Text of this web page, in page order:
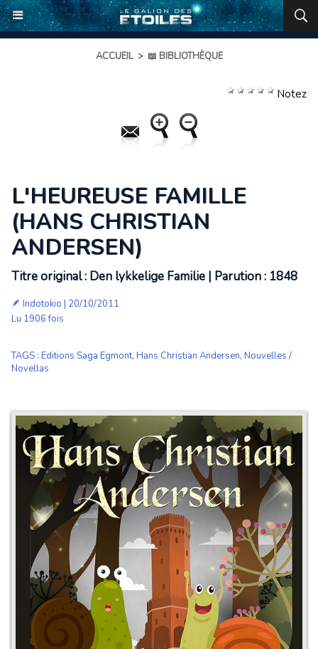
ACCUEIL > 📖 BIBLIOTHÈQUE
Notez
L'HEUREUSE FAMILLE
(HANS CHRISTIAN
ANDERSEN)
Titre original : Den lykkelige Familie | Parution : 1848
🪶 Indotokio | 20/10/2011
Lu 1906 fois
TAGS : Editions Saga Egmont, Hans Christian Andersen, Nouvelles /
Novellas